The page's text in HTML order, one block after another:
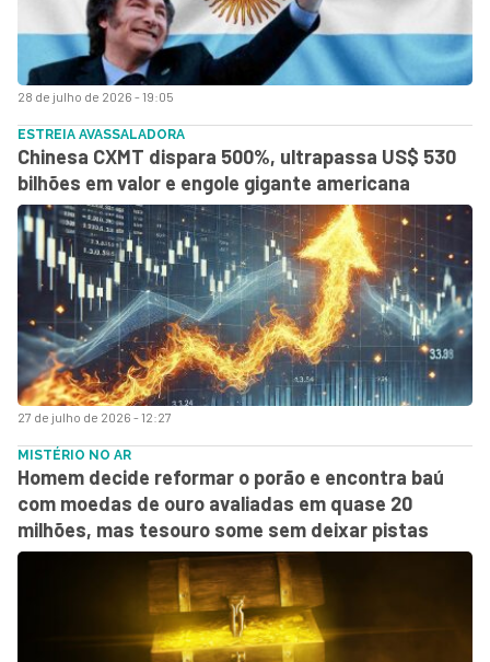
28 de julho de 2026 - 19:05
27 de julho de 2026 - 12:27
ESTREIA AVASSALADORA
Chinesa CXMT dispara 500%, ultrapassa US$ 530
bilhões em valor e engole gigante americana
MISTÉRIO NO AR
Homem decide reformar o porão e encontra baú
com moedas de ouro avaliadas em quase 20
milhões, mas tesouro some sem deixar pistas